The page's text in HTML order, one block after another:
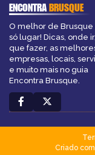
ENCONTRABRUSQUE
O melhor de Brusque
só lugar! Dicas, onde
que fazer, as
empresas, locais,
e muito mais no guia
Encontra Brusque.
Criado